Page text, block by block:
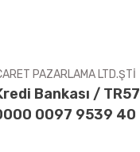
PAZARLAMA LTD.ŞTİ
Bankası / TR57
0097 9539 40